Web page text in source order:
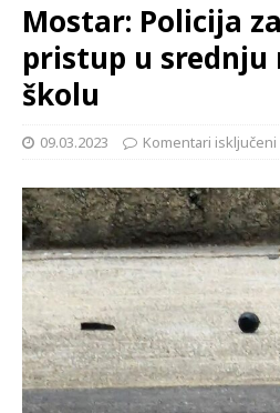
Mostar: Policija
pristup u srednju
školu
09.03.2023 Komentari isključeni